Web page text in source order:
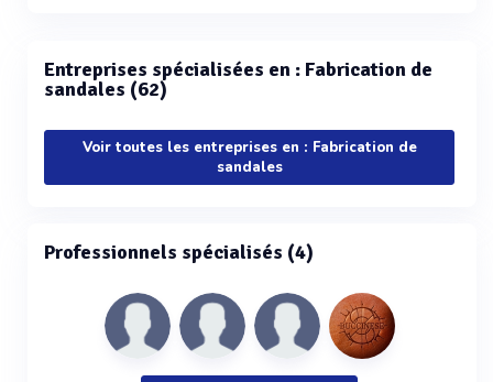
Entreprises spécialisées en : Fabrication de
sandales (62)
Voir toutes les entreprises en : Fabrication de
sandales
Professionnels spécialisés (4)